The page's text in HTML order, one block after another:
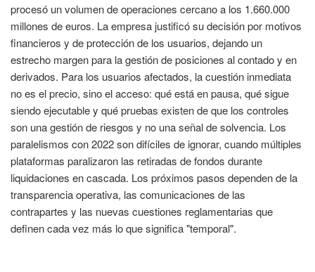
procesó un volumen de operaciones cercano a los 1.660.000
millones de euros. La empresa justificó su decisión por motivos
financieros y de protección de los usuarios, dejando un
estrecho margen para la gestión de posiciones al contado y en
derivados. Para los usuarios afectados, la cuestión inmediata
no es el precio, sino el acceso: qué está en pausa, qué sigue
siendo ejecutable y qué pruebas existen de que los controles
son una gestión de riesgos y no una señal de solvencia. Los
paralelismos con 2022 son difíciles de ignorar, cuando múltiples
plataformas paralizaron las retiradas de fondos durante
liquidaciones en cascada. Los próximos pasos dependen de la
transparencia operativa, las comunicaciones de las
contrapartes y las nuevas cuestiones reglamentarias que
definen cada vez más lo que significa "temporal".